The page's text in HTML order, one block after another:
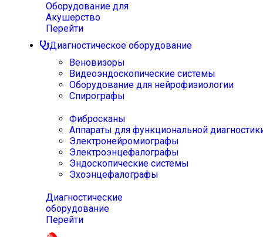
Оборудование для
Акушерство
Перейти
Диагностическое оборудование
Веновизоры
Видеоэндоскопические системы
Оборудование для нейрофизиологии
Спирографы
Фибросканы
Аппараты для функциональной
Электронейромиографы
Электроэнцефалографы
Эндоскопические системы
Эхоэнцефалографы
Диагностические
оборудование
Перейти